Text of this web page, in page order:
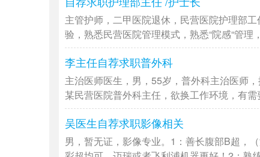
主管护师，二甲医院退休，民营医院护理部
验，熟悉民营医院管理模式，熟悉“院感“管理
李主任自荐求职普外科
主治医师医生，男，55岁，普外科主治医师
某民营医院普外科主任，欲换工作环境，有
吴医生自荐求职影像相关
男，暂无证，影像专业。1：善长腹部B超，